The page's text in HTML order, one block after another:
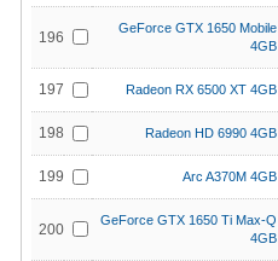
196
GeForce GTX 1650 Mobile
4GB
197 Radeon RX 6500 XT 4GB
198 Radeon HD 6990 4GB
199 Arc A370M 4GB
200
GeForce GTX 1650 Ti Max-Q
4GB